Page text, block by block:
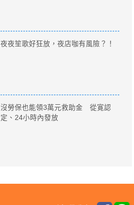
夜夜笙歌好狂放，夜店咖有風險？！
沒勞保也能領3萬元救助金 從寛認
定、24小時內發放